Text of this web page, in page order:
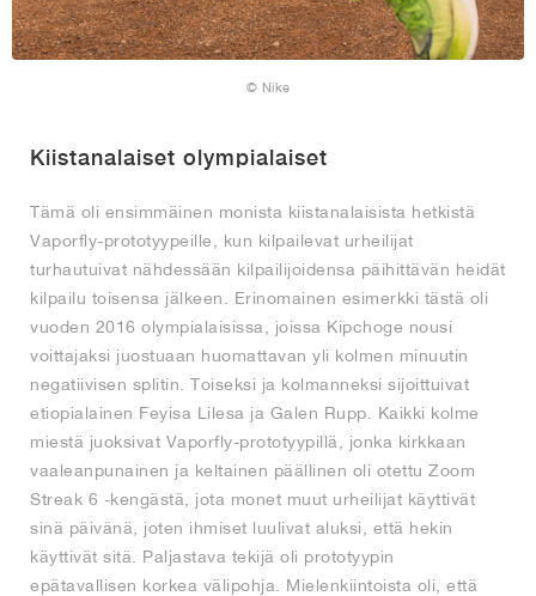
© Nike
Kiistanalaiset olympialaiset
Tämä oli ensimmäinen monista kiistanalaisista hetkistä
Vaporfly-prototyypeille, kun kilpailevat urheilijat
turhautuivat nähdessään kilpailijoidensa päihittävän heidät
kilpailu toisensa jälkeen. Erinomainen esimerkki tästä oli
vuoden 2016 olympialaisissa, joissa Kipchoge nousi
voittajaksi juostuaan huomattavan yli kolmen minuutin
negatiivisen splitin. Toiseksi ja kolmanneksi sijoittuivat
etiopialainen Feyisa Lilesa ja Galen Rupp. Kaikki kolme
miestä juoksivat Vaporfly-prototyypillä, jonka kirkkaan
vaaleanpunainen ja keltainen päällinen oli otettu Zoom
Streak 6 -kengästä, jota monet muut urheilijat käyttivät
sinä päivänä, joten ihmiset luulivat aluksi, että hekin
käyttivät sitä. Paljastava tekijä oli prototyypin
epätavallisen korkea välipohja. Mielenkiintoista oli, että